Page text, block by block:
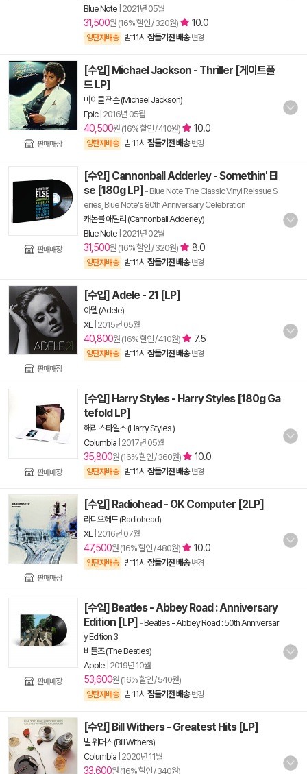
Blue Note 2021년 05월
31,500원 (16% 할인 / 320원) 10.0
양탄자배송 밤 11시 잠들기전 배송 변경
판매매장
[수입] Michael Jackson - Thriller [게이트폴
드 LP]
마이클 잭슨 (Michael Jackson)
Epic| 2016년 05월
40,500원 (16% 할인 / 410원) 10.0
양탄자배송 밤 11시 잠들기전 배송 변경
판매매장
[수입] Cannonball Adderley - Somethin' El
se [180g LP] - Blue Note The Classic Vinyl Reissue S
eries, Blue Note's 80th Anniversary Celebration
캐논볼 애덜리 (Cannonball Adderley)
Blue Note 2021년 02월
31,500원 (16% 할인 / 320원) 8.0
양탄자배송 밤 11시 잠들기전 배송 변경
판매매장
[수입] Adele - 21 [LP]
아델 (Adele)
XL| 2015년 05월
40,800원 (16% 할인 / 410원) 7.5
양탄자배송 밤 11시 잠들기전 배송 변경
판매매장
[수입] Harry Styles - Harry Styles [180g Ga
tefold LP]
해리 스타일스 (Harry Styles )
Columbia 2017년 05월
35,800원 (16% 할인 / 360원) 10.0
양탄자배송 밤 11시 잠들기전 배송 변경
판매매장
[수입] Radiohead - OK Computer [2LP]
라디오헤드 (Radiohead)
XL| 2016년 07월
47,500원 (16% 할인 / 480원) 10.0
양탄자배송 밤 11시 잠들기전 배송 변경
판매매장
[수입] Beatles - Abbey Road : Anniversary
Edition [LP] -Beatles - Abbey Road : 50th Anniversar
y Edition 3
비틀즈 (The Beatles)
Apple 2019년 10월
53,600원 (16% 할인 / 540원)
양탄자배송 밤 11시 잠들기전 배송 변경
[수입] Bill Withers - Greatest Hits [LP]
빌 위더스 (Bill Withers)
Columbia 2020년 11월
33,600원 (16% 할인 / 340원)